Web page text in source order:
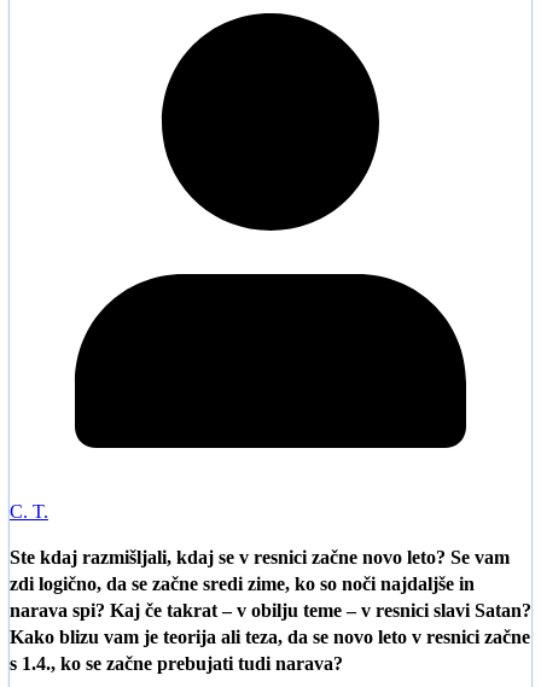
C. T.
Ste kdaj razmišljali, kdaj se v resnici začne novo leto? Se vam
zdi logično, da se začne sredi zime, ko so noči najdaljše in
narava spi? Kaj če takrat – v obilju teme – v resnici slavi Satan?
Kako blizu vam je teorija ali teza, da se novo leto v resnici začne
s 1.4., ko se začne prebujati tudi narava?